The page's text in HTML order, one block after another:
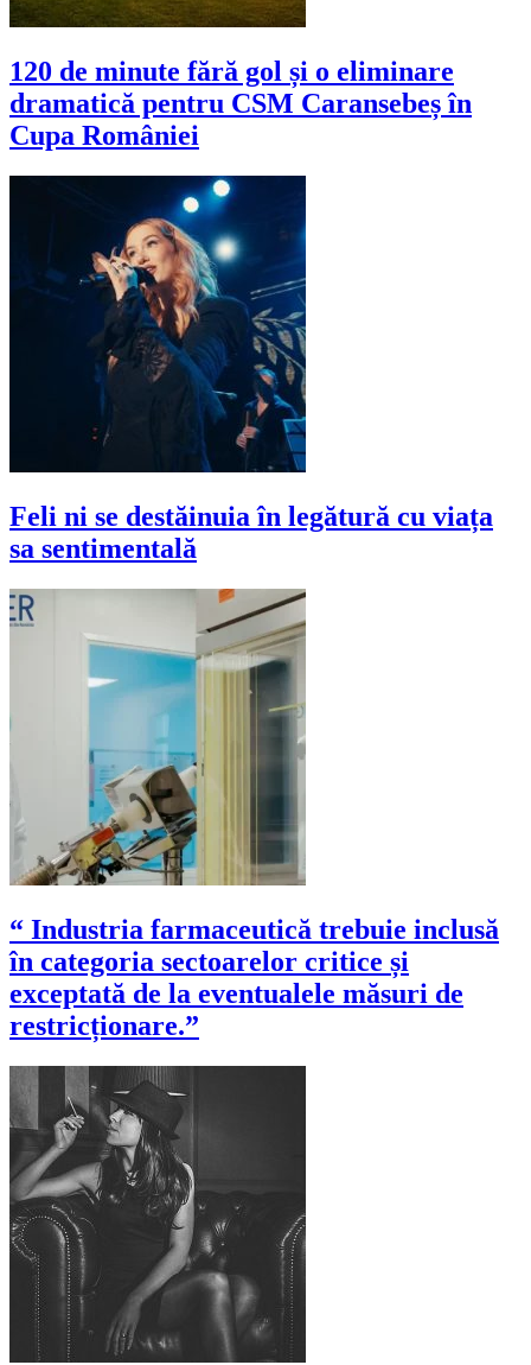
120 de minute fără gol și o eliminare
dramatică pentru CSM Caransebeș în
Cupa României
Feli ni se destăinuia în legătură cu viața
sa sentimentală
“ Industria farmaceutică trebuie inclusă
în categoria sectoarelor critice și
exceptată de la eventualele măsuri de
restricționare.”